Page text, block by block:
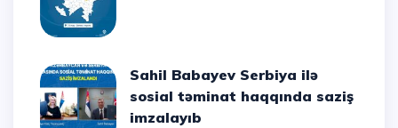
Sahil Babayev Serbiya ilə
sosial təminat haqqında saziş
imzalayıb